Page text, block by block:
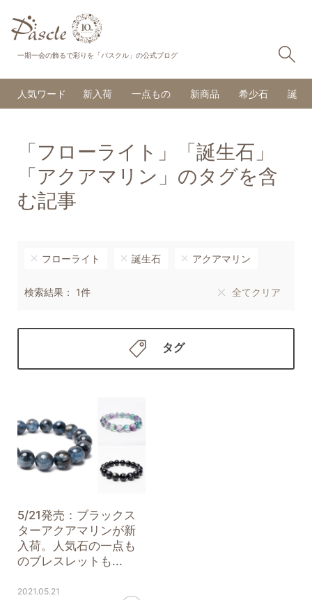
一期一会の飾るで彩りを「パスクル」の公式ブログ
人気ワード 新入荷 一点もの 新商品 希少石 誕生
「フローライト」「誕生石」
「アクアマリン」のタグを含
む記事
フローライト 誕生石 アクアマリン
検索結果： 1件 全てクリア
タグ
5/21発売：ブラックス
ターアクアマリンが新
入荷。人気石の一点も
のブレスレットも...
2021.05.21